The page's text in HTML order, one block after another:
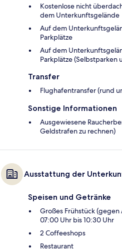
Kostenlose nicht
dem Unterkunftsgelände
Auf dem
Parkplätze
Auf dem
Parkplätze (Selbstparken
Transfer
Flughafentransfer (rund
Sonstige Informationen
Ausgewiesene
Geldstrafen zu rechnen)
Ausstattung der
Speisen und Getränke
Großes Frühstück
07:00 Uhr bis 10:30 Uhr
2 Coffeeshops
Restaurant